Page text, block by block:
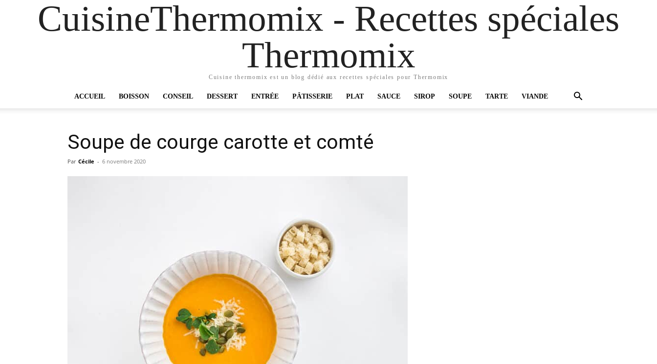
CuisineThermomix - Recettes spéciales
Thermomix
Cuisine thermomix est un blog dédié aux recettes spéciales pour Thermomix
ACCUEIL BOISSON CONSEIL DESSERT ENTRÉE PÂTISSERIE PLAT SAUCE SIROP SOUPE TARTE VIANDE
Soupe de courge carotte et comté
Par Cécile - 6 novembre 2020